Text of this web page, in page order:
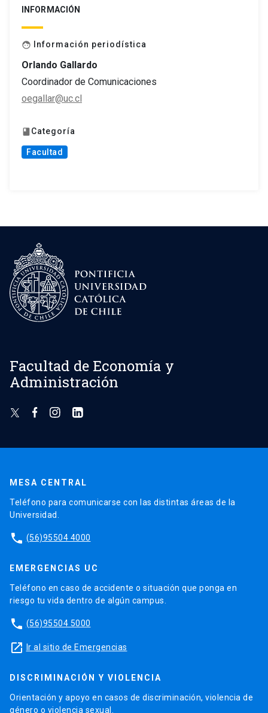
INFORMACIÓN
face Información periodística
Orlando Gallardo
Coordinador de Comunicaciones
oegallar@uc.cl
book Categoría
Facultad
Facultad de Economía y
Administración
MESA CENTRAL
Teléfono para comunicarse con las distintas áreas de la
Universidad.
phone (56)95504 4000
EMERGENCIAS UC
Teléfono en caso de accidente o situación que ponga en
riesgo tu vida dentro de algún campus.
phone (56)95504 5000
launch Ir al sitio de Emergencias
DISCRIMINACIÓN Y VIOLENCIA
Orientación y apoyo en casos de discriminación, violencia de
género o violencia sexual.